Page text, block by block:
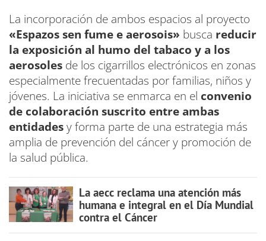
La incorporación de ambos espacios al proyecto
«Espazos sen fume e aerosois» busca reducir
la exposición al humo del tabaco y a los
aerosoles de los cigarrillos electrónicos en zonas
especialmente frecuentadas por familias, niños y
jóvenes. La iniciativa se enmarca en el convenio
de colaboración suscrito entre ambas
entidadesy forma parte de una estrategia más
amplia de prevención del cáncer y promoción de
la salud pública.
La aecc reclama una atención más
humana e integral en el Día Mundial
contra el Cáncer